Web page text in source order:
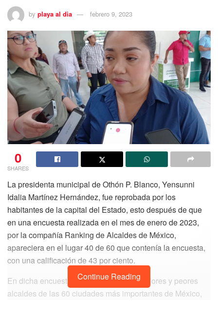
by playa al dia febrero 9, 2023
0
SHARES
La presidenta municipal de Othón P. Blanco, Yensunni
Idalia Martínez Hernández, fue reprobada por los
habitantes de la capital del Estado, esto después de que
en una encuesta realizada en el mes de enero de 2023,
por la compañía Ranking de Alcaldes de México,
apareciera en el lugar 40 de 60 que contenía la encuesta,
con una calificación de 43 por ciento.
En dicha encuesta se evaluaron a los mejores y peores
alcaldes de las 60 ciudades más importantes de México,
Continue Reading